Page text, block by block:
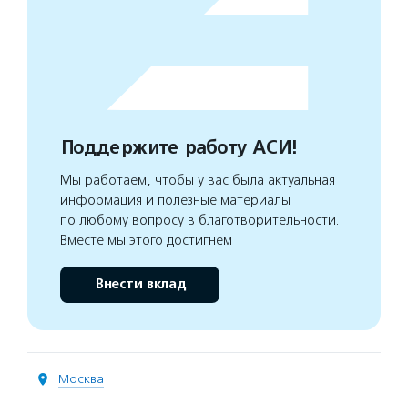
Поддержите работу АСИ!
Мы работаем, чтобы у вас была актуальная
информация и полезные материалы
по любому вопросу в благотворительности.
Вместе мы этого достигнем
Внести вклад
Москва